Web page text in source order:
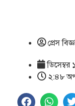
প্রেস
২:৪৮